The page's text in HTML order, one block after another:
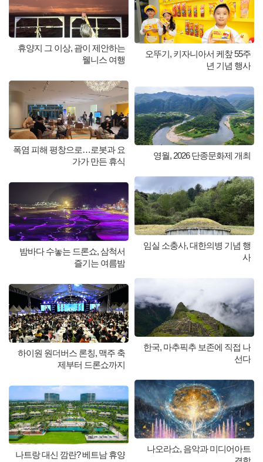
휴양지 그 이상, 괌이 제안하는
웰니스 여행
폭염 피해 평창으로…로봇과 요
가가 만든 휴식
밤바다 수놓는 드론쇼, 삼척서
즐기는 여름밤
하이원 원더버스 론칭, 맥주 축
제부터 드론쇼까지
나트랑 대신 깜란? 베트남 휴양
오뚜기, 키자니아서 케챂 55주
년 기념 행사
영월, 2026 단종문화제 개최
임실 소충사, 대한의병 기념 행
사
한국, 마추픽추 보존에 직접 나
선다
나오라쇼, 음악과 미디어아트